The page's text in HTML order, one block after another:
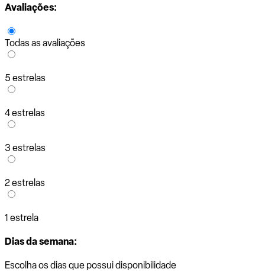
Avaliações:
Todas as avaliações
5 estrelas
4 estrelas
3 estrelas
2 estrelas
1 estrela
Dias da semana:
Escolha os dias que possui disponibilidade